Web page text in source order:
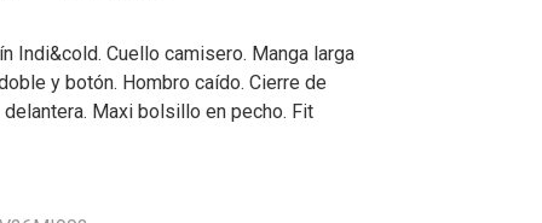
Indi&cold. Cuello camisero. Manga larga
y botón. Hombro caído. Cierre de
Maxi bolsillo en pecho. Fit